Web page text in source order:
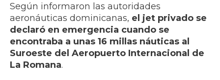
Según informaron las autoridades
aeronáuticas dominicanas, el jet privado se
declaró en emergencia cuando se
encontraba a unas 16 millas náuticas al
Suroeste del Aeropuerto Internacional de
La Romana.